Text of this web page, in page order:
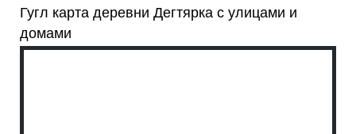
Гугл карта деревни Дегтярка с улицами и
домами